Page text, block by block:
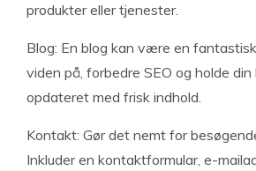
produkter eller tjenester.
Blog: En blog kan være en
viden på, forbedre SEO og holde din
opdateret med frisk indhold.
Kontakt: Gør det nemt for
Inkluder en kontaktformular, e-